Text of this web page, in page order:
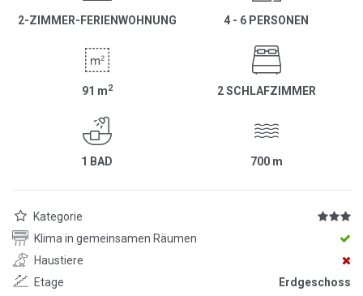
2-ZIMMER-FERIENWOHNUNG 4 - 6 PERSONEN
91 m2 2 SCHLAFZIMMER
1 BAD 700 m
Kategorie
Klima in gemeinsamen Räumen
Haustiere
Etage
Erdgeschoss